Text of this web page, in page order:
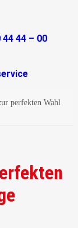
44 44 – 00
perfekten Wahl